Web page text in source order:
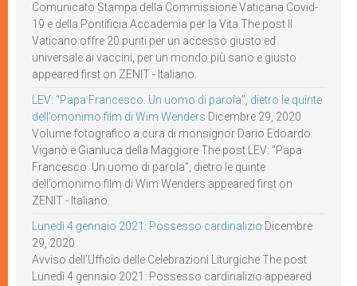
Comunicato Stampa della Commissione Vaticana Covid-
19 e della Pontificia Accademia per la Vita The post Il
Vaticano offre 20 punti per un accesso giusto ed
universale ai vaccini, per un mondo più sano e giusto
appeared first on ZENIT - Italiano.
LEV: “Papa Francesco. Un uomo di parola”, dietro le quinte
dell’omonimo film di Wim Wenders Dicembre 29, 2020
Volume fotografico a cura di monsignor Dario Edoardo
Viganò e Gianluca della Maggiore The post LEV: “Papa
Francesco. Un uomo di parola”, dietro le quinte
dell’omonimo film di Wim Wenders appeared first on
ZENIT - Italiano.
Lunedì 4 gennaio 2021: Possesso cardinalizio Dicembre
29, 2020
Avviso dell’Ufficio delle Celebrazioni Liturgiche The post
Lunedì 4 gennaio 2021: Possesso cardinalizio appeared